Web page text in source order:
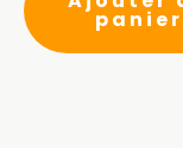
panier